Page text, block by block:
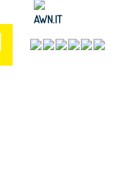
AWN.IT